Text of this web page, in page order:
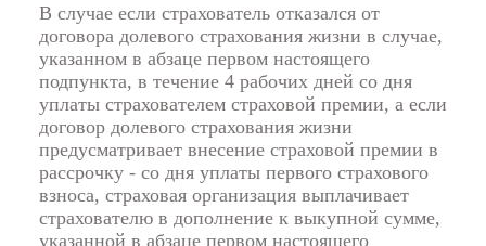
В случае если страхователь отказался от
договора долевого страхования жизни в случае,
указанном в абзаце первомнастоящего
подпункта, в течение 4 рабочих дней со дня
уплаты страхователем страховой премии, а если
договор долевого страхования жизни
предусматривает внесение страховой премии в
рассрочку - со дня уплаты первого страхового
взноса, страховая организация выплачивает
страхователю в дополнение к выкупной сумме,
указанной в абзаце первомнастоящего